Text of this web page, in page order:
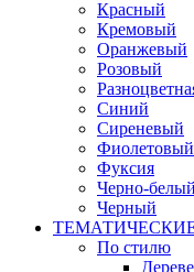
Красный
Кремовый
Оранжевый
Розовый
Синий
Сиреневый
Фиолетовый
Фуксия
Черно-белый
Черный
По стилю